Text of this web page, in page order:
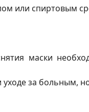
или спиртовым
маски
за больным,